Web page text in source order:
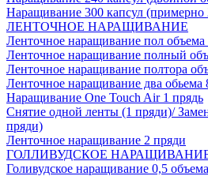
Наращивание 300 капсул (примерно
ЛЕНТОЧНОЕ НАРАЩИВАНИЕ
Ленточное наращивание пол объема
Ленточное наращивание полный
Ленточное наращивание полтора
Ленточное наращивание два обьема
Наращивание One Touch Air 1 прядь
Снятие одной ленты (1 пряди)/
пряди)
Ленточное наращивание 2 пряди
ГОЛЛИВУДСКОЕ
Голивудское наращивание 0,5